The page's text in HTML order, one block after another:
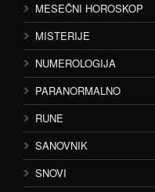
MESEČNI HOROSKOP
MISTERIJE
NUMEROLOGIJA
PARANORMALNO
RUNE
SANOVNIK
SNOVI